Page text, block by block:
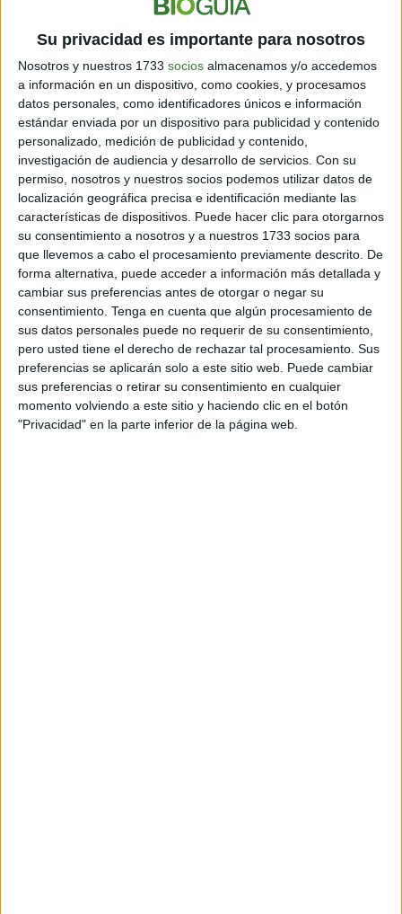
Su privacidad es importante para nosotros
Nosotros y nuestros 1733 socios almacenamos y/o accedemos
a información en un dispositivo, como cookies, y procesamos
datos personales, como identificadores únicos e información
estándar enviada por un dispositivo para publicidad y contenido
personalizado, medición de publicidad y contenido,
investigación de audiencia y desarrollo de servicios. Con su
permiso, nosotros y nuestros socios podemos utilizar datos de
localización geográfica precisa e identificación mediante las
características de dispositivos. Puede hacer clic para otorgarnos
su consentimiento a nosotros y a nuestros 1733 socios para
que llevemos a cabo el procesamiento previamente descrito. De
forma alternativa, puede acceder a información más detallada y
cambiar sus preferencias antes de otorgar o negar su
consentimiento. Tenga en cuenta que algún procesamiento de
sus datos personales puede no requerir de su consentimiento,
pero usted tiene el derecho de rechazar tal procesamiento. Sus
preferencias se aplicarán solo a este sitio web. Puede cambiar
sus preferencias o retirar su consentimiento en cualquier
momento volviendo a este sitio y haciendo clic en el botón
"Privacidad" en la parte inferior de la página web.
Arvejas
Menestras
- Ideal para pequeños espacios y cada vez más
popular entre los jardineros urbanos, esta huerta
es suficiente para el abastecimiento diario de
legumbres de una persona, por un mes.
- Esta huerta se divide en rectángulos menores.
Cada espacio tiene una legumbre, flor o hierba
diferente.
- En la construccion de la estructura, se usan tubos
de fierro o Pvc y alambres.
- Las plantas más grandes van en las filas de atrás,